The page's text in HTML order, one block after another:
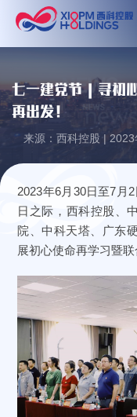
七一建党节 | 寻初
再出发！
来源：西科控股 |
2023年6月30日至7月
日之际，西科控股、
院、中科天塔、广东
展初心使命再学习暨联